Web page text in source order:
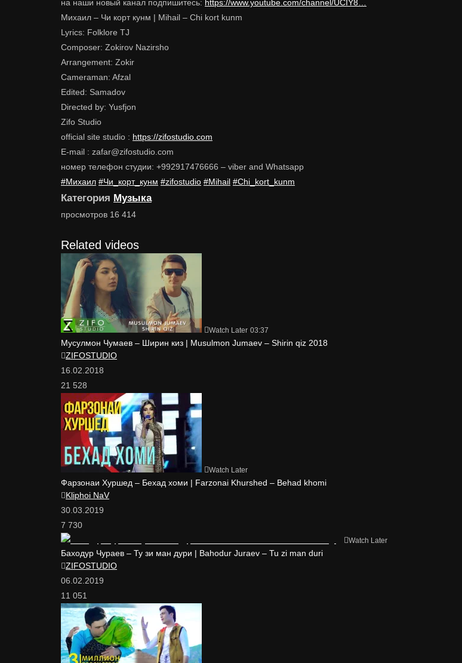
на наши новый канал подпишитесь: https://www.youtube.com/channel/UCIY8…
Михаил – Чи корт кунм | Mihail – Chi kort kunm
Lyrics: Folklore TJ
Composer: Zokirov Nazirsho
Arrangement: Zokir
Cameraman: Afzal
Edited: Samadov
Directed by: Yusfjon
Zifo Studio
official site studio : https://zifostudio.com
E-mail : zafar@zifostudio.com
номер телефон студии: +992917476666 – viber and Whatsapp
#Михаил #Чи_корт_кунм #zifostudio #Mihail #Chi_kort_kunm
Категория Музыка
просмотров 16 414
Related videos
Watch Later 03:37
Мусулмон Чумаев – Ширин киз | Musulmon Jumaev – Shirin qiz 2018
ZIFOSTUDIO
16.02.2018
21 528
Watch Later
Фарзонаи Хуршед – Бехад хоми | Farzonai Khurshed – Behad khomi
Kliphoi NaV
30.03.2019
7 730
Watch Later
Баходур Чураев – Ту зи ман дури | Bahodur Juraev – Tu zi man duri
ZIFOSTUDIO
06.02.2019
11 051